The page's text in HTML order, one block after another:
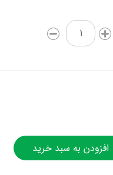
پارادوکس
عدد
افزودن به سبد خرید